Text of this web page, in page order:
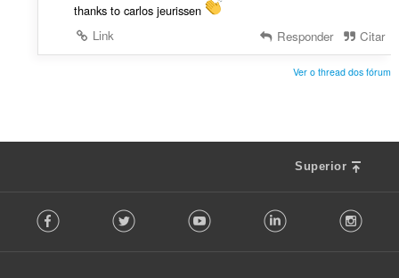
thanks to carlos jeurissen
Link
Responder Citar
Ver o thread dos fórum
Superior
o Facebook Twitter Youtube LinkedIn